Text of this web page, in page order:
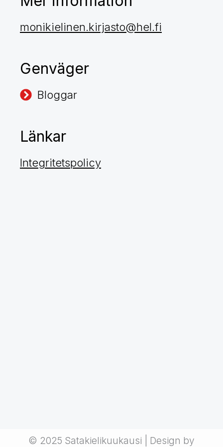
monikielinen.kirjasto@hel.fi
Genväger
Bloggar
Länkar
Integritetspolicy
© 2025 Satakielikuukausi | Design by